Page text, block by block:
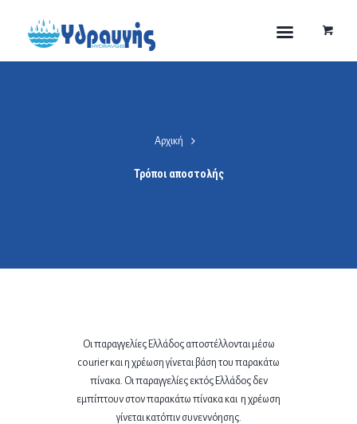
Αρχική
Τρόποι αποστολής
Οι παραγγελίες Ελλάδος αποστέλλονται μέσω
courier και η χρέωση γίνεται βάση του παρακάτω
πίνακα. Οι παραγγελίες εκτός Ελλάδος δεν
εμπίπτουν στον παρακάτω πίνακα και η χρέωση
γίνεται κατόπιν συνεννόησης.